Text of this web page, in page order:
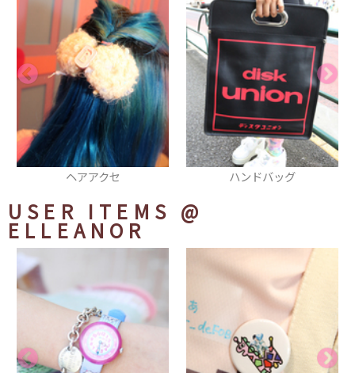
ハンドバッグ 羽織
USER ITEMS @
ELLEANOR